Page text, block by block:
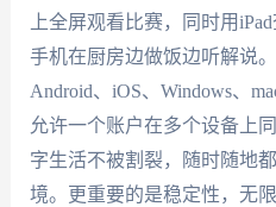
上全屏观看比赛，同时用
手机在厨房边做饭边听解说
Android、iOS、Windows、
允许一个账户在多个设备上
字生活不被割裂，随时随地
境。更重要的是稳定性，无